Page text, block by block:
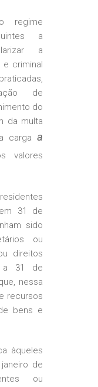
regime
a
a
e criminal
de
do
da multa
cargaa
valores
31 de
sido
ou
direitos
a 31 de
nessa
recursos
bens e
àqueles
de
ou